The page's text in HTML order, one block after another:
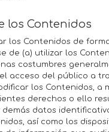
los Contenidos
los Contenidos de
de (a) utilizar los
costumbres
acceso del público a
los Contenidos,
derechos o ello
datos
así como los